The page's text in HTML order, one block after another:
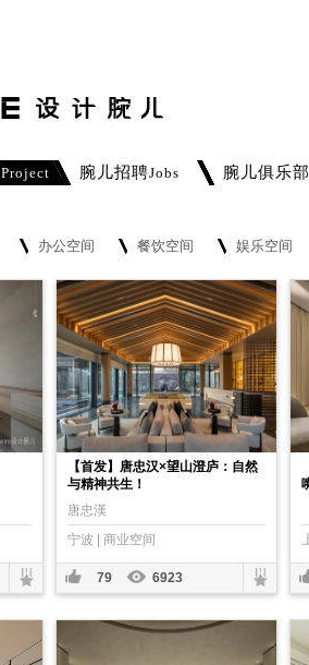
Project 腕儿招聘Jobs 腕儿俱乐部
办公空间 餐饮空间 娱乐空间
【首发】唐忠汉×望山澄庐：自然
与精神共生！
唐忠漢
宁波 | 商业空间
79 6923